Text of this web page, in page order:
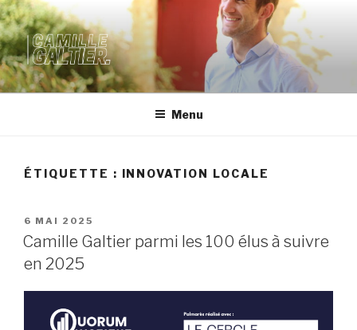
SITE OFFICIEL DE CAMILLE
Menu
ÉTIQUETTE : INNOVATION LOCALE
6 MAI 2025
Camille Galtier parmi les 100 élus à suivre
en 2025